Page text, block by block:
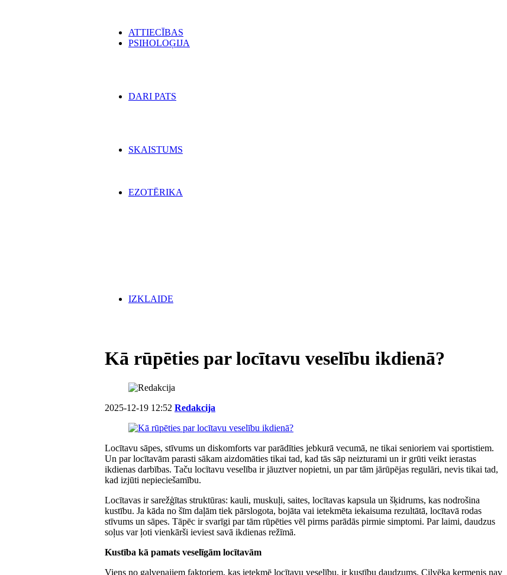
ATTIECĪBAS
PSIHOLOĢIJA
DARI PATS
SKAISTUMS
EZOTĒRIKA
IZKLAIDE
Kā rūpēties par locītavu veselību ikdienā?
2025-12-19 12:52 Redakcija
Locītavu sāpes, stīvums un diskomforts var parādīties jebkurā vecumā, ne tikai senioriem vai sportistiem.
Un par locītavām parasti sākam aizdomāties tikai tad, kad tās sāp neizturami un ir grūti veikt ierastas
ikdienas darbības. Taču locītavu veselība ir jāuztver nopietni, un par tām jārūpējas regulāri, nevis tikai tad,
kad izjūti nepieciešamību.
Locītavas ir sarežģītas struktūras: kauli, muskuļi, saites, locītavas kapsula un šķidrums, kas nodrošina
kustību. Ja kāda no šīm daļām tiek pārslogota, bojāta vai ietekmēta iekaisuma rezultātā, locītavā rodas
stīvums un sāpes. Tāpēc ir svarīgi par tām rūpēties vēl pirms parādās pirmie simptomi. Par laimi, daudzus
soļus var ļoti vienkārši ieviest savā ikdienas režīmā.
Kustība kā pamats veselīgām locītavām
Viens no galvenajiem faktoriem, kas ietekmē locītavu veselību, ir kustību daudzums. Cilvēka ķermenis nav